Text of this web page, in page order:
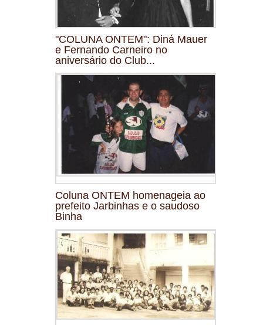
"COLUNA ONTEM": Diná Mauer
e Fernando Carneiro no
aniversário do Club...
Coluna ONTEM homenageia ao
prefeito Jarbinhas e o saudoso
Binha